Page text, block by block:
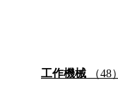
工作機械 （48）